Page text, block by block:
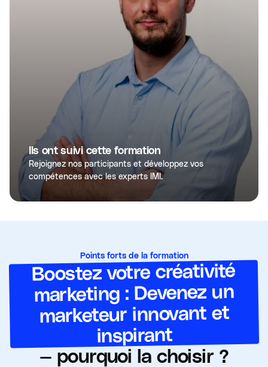
Ils ont suivi cette formation
Rejoignez nos participants et développez vos
compétences avec les experts IMI.
Points forts de la formation
Boostez votre créativité
marketing : Devenez un
marketeur innovant et
inspirant
— pourquoi la choisir ?